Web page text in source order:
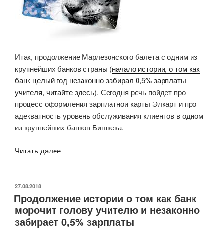
Итак, продолжение Марлезонского балета с одним из
крупнейших банков страны (начало истории, о том как
банк целый год незаконно забирал 0,5% зарплаты
учителя, читайте здесь). Сегодня речь пойдет про
процесс оформления зарплатной карты Элкарт и про
адекватность уровень обслуживания клиентов в одном
из крупнейших банков Бишкека.
Читать далее«Про
Элкарт
или
продолжение
ОПУБЛИКОВАНО
27.08.2018
Продолжение истории о том как банк
морочит голову учителю и незаконно
забирает 0,5% зарплаты